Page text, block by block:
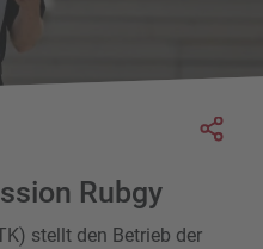
Rubgy
stellt den Betrieb der